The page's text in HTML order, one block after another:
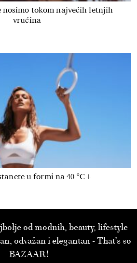
nosimo tokom najvećih letnjih
vrućina
u formi na 40 °C+
od modnih, beauty, lifestyle
odvažan i elegantan - That’s so
BAZAAR!